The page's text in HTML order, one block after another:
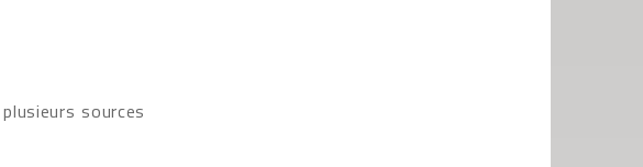
sources